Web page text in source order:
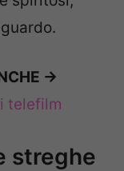
->
telefilm
streghe